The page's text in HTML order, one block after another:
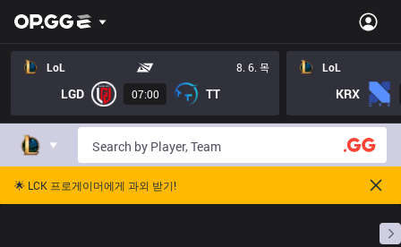
LoL 8. 6. 목
LGD 07:00 TT
LoL
KRX
🌟 LCK 프로게이머에게 과외 받기!
프로빌